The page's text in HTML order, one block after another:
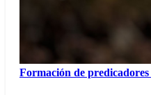
Formación de predicadores